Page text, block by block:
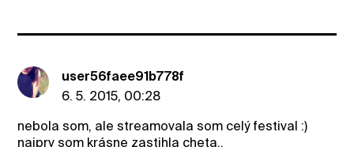
user56faee91b778f
6. 5. 2015, 00:28
nebola som, ale streamovala som celý festival :)
najprv som krásne zastihla cheta..